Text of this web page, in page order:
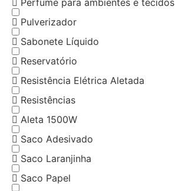
Perfume para ambientes e tecidos
Pulverizador
Sabonete Líquido
Reservatório
Resistência Elétrica Aletada
Resistências
Aleta 1500W
Saco Adesivado
Saco Laranjinha
Saco Papel